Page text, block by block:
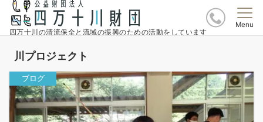
四万十川の清流保全と流域の振興のための活動をしています
Menu
川プロジェクト
ブログ